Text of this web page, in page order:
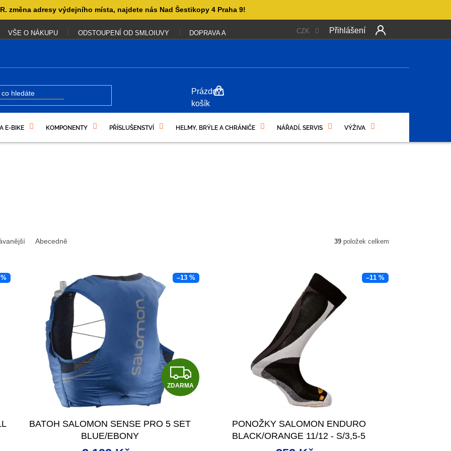
změna adresy výdejního místa, najdete nás Nad Šestikopy 4 Praha 9!
VŠE O NÁKUPU ODSTOUPENÍ OD SMLOIUVY DOPRAVA A PLATBA OBCHODNÍ PODMÍNKY PODMÍNKY OCHRANY
CZK Přihlášení
NÁKUPNÍ
KOŠÍK
Prázdný
košík
E-BIKE KOMPONENTY PŘÍSLUŠENSTVÍ HELMY, BRÝLE A CHRÁNIČE NÁŘADÍ, SERVIS VÝŽIVA
Abecedně 39 položek celkem
Z
D
A
ZDARMA
–13 %
BATOH SALOMON SENSE PRO 5 SET
BLUE/EBONY
–11 %
PONOŽKY SALOMON ENDURO
BLACK/ORANGE 11/12 - S/3,5-5